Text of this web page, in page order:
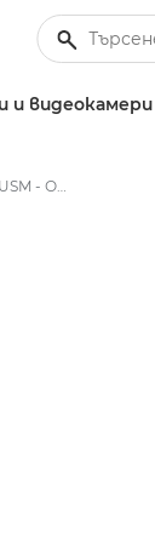
видеокамери
Canon EF 50mm f/1.4 USM - Обективи – обективи за фотоапарати